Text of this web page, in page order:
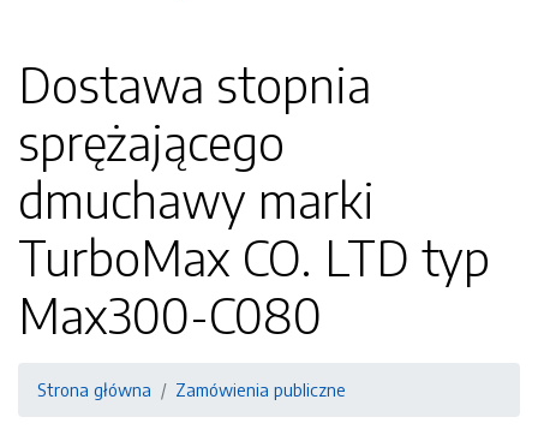
Dostawa stopnia
sprężającego
dmuchawy marki
TurboMax CO. LTD typ
Max300-C080
Strona główna Zamówienia publiczne